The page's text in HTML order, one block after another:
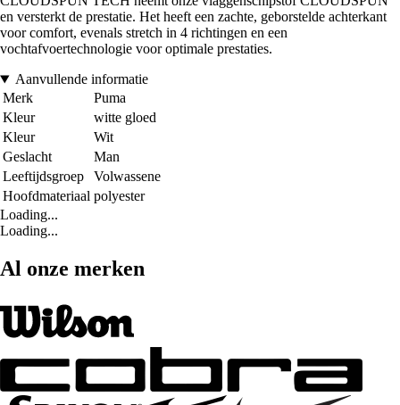
en versterkt de prestatie. Het heeft een zachte, geborstelde achterkant
voor comfort, evenals stretch in 4 richtingen en een
vochtafvoertechnologie voor optimale prestaties.
Aanvullende informatie
Merk
Puma
Kleur
witte gloed
Kleur
Wit
Geslacht
Man
Leeftijdsgroep
Volwassene
Hoofdmateriaal polyester
Loading...
Loading...
Al onze merken